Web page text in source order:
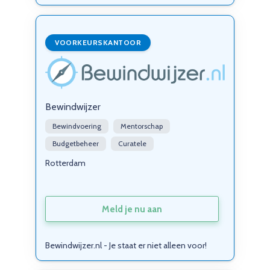
VOORKEURSKANTOOR
Bewindwijzer
Bewindvoering
Mentorschap
Budgetbeheer
Curatele
Rotterdam
Meld je nu aan
Bewindwijzer.nl - Je staat er niet alleen voor!